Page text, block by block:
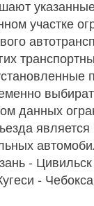
участке
данных
- Цивильск
-